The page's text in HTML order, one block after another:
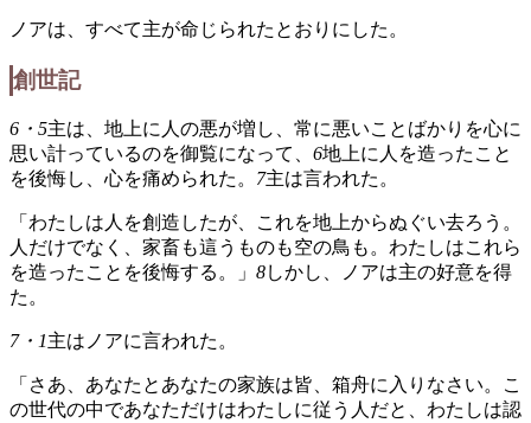
ノアは、すべて主が命じられたとおりにした。
創世記
6・5主は、地上に人の悪が増し、常に悪いことばかりを心に
思い計っているのを御覧になって、 6地上に人を造ったこと
を後悔し、心を痛められた。 7主は言われた。
「わたしは人を創造したが、これを地上からぬぐい去ろう。
人だけでなく、家畜も這うものも空の鳥も。わたしはこれら
を造ったことを後悔する。」 8しかし、ノアは主の好意を得
た。
7・1主はノアに言われた。
「さあ、あなたとあなたの家族は皆、箱舟に入りなさい。こ
の世代の中であなただけはわたしに従う人だと、わたしは認